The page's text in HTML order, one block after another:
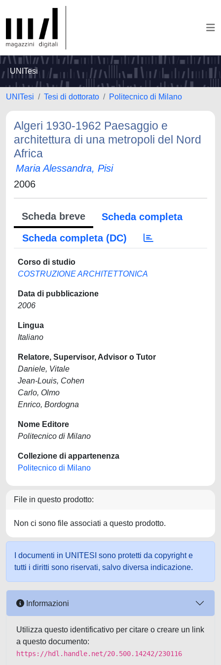
UNITesi
UNITesi Tesi di dottorato Politecnico di Milano
Algeri 1930-1962 Paesaggio e
architettura di una metropoli del Nord
Africa
Maria Alessandra, Pisi
2006
Scheda breve
Scheda completa
Scheda completa (DC)
Corso di studio
COSTRUZIONE ARCHITETTONICA
Data di pubblicazione
2006
Lingua
Italiano
Relatore, Supervisor, Advisor o Tutor
Daniele, Vitale
Jean-Louis, Cohen
Carlo, Olmo
Enrico, Bordogna
Nome Editore
Politecnico di Milano
Collezione di appartenenza
Politecnico di Milano
File in questo prodotto:
Non ci sono file associati a questo prodotto.
I documenti in UNITESI sono protetti da copyright e
tutti i diritti sono riservati, salvo diversa indicazione.
Informazioni
Utilizza questo identificativo per citare o creare un link
a questo documento:
https://hdl.handle.net/20.500.14242/230116